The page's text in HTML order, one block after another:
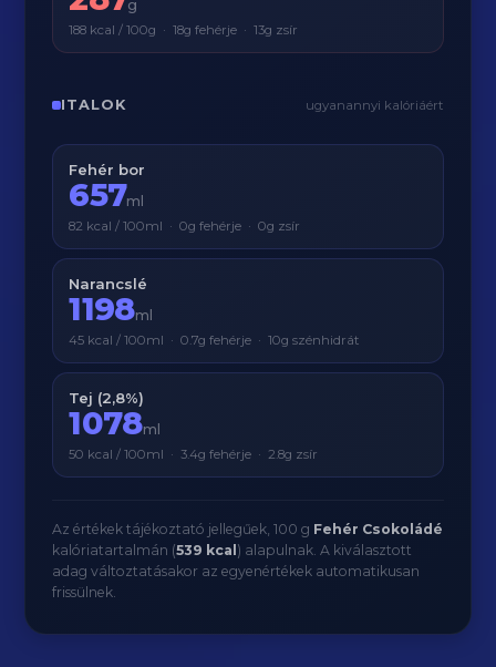
g
188 kcal / 100g · 18g fehérje · 13g zsír
ITALOK ugyanannyi kalóriáért
Fehér bor
657ml
82 kcal / 100ml · 0g fehérje · 0g zsír
Narancslé
1198ml
45 kcal / 100ml · 0.7g fehérje · 10g szénhidrát
Tej (2,8%)
1078ml
50 kcal / 100ml · 3.4g fehérje · 2.8g zsír
Az értékek tájékoztató jellegűek, 100 g Fehér Csokoládé
kalóriatartalmán (539 kcal ) alapulnak. A kiválasztott
adag változtatásakor az egyenértékek automatikusan
frissülnek.